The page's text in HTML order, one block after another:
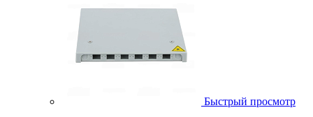
Быстрый просмотр